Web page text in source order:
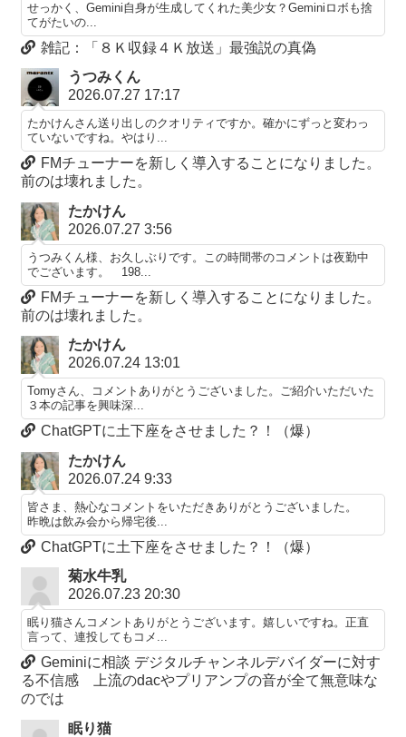
せっかく、Gemini自身が生成してくれた美少女？Geminiロボも捨
てがたいの...
雑記：「８Ｋ収録４Ｋ放送」最強説の真偽
うつみくん
2026.07.27 17:17
たかけんさん送り出しのクオリティですか。確かにずっと変わっ
ていないですね。やはり...
FMチューナーを新しく導入することになりました。
前のは壊れました。
たかけん
2026.07.27 3:56
うつみくん様、お久しぶりです。この時間帯のコメントは夜勤中
でございます。 198...
FMチューナーを新しく導入することになりました。
前のは壊れました。
たかけん
2026.07.24 13:01
Tomyさん、コメントありがとうございました。ご紹介いただいた
３本の記事を興味深...
ChatGPTに土下座をさせました？！（爆）
たかけん
2026.07.24 9:33
皆さま、熱心なコメントをいただきありがとうございました。
昨晩は飲み会から帰宅後...
ChatGPTに土下座をさせました？！（爆）
菊水牛乳
2026.07.23 20:30
眠り猫さんコメントありがとうございます。嬉しいですね。正直
言って、連投してもコメ...
Geminiに相談 デジタルチャンネルデバイダーに対す
る不信感 上流のdacやプリアンプの音が全て無意味な
のでは
眠り猫